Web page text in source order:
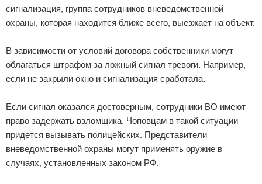
сигнализация, группа сотрудников вневедомственной
охраны, которая находится ближе всего, выезжает на объект.
В зависимости от условий договора собственники могут
облагаться штрафом за ложный сигнал тревоги. Например,
если не закрыли окно и сигнализация сработала.
Если сигнал оказался достоверным, сотрудники ВО имеют
право задержать взломщика. Чоповцам в такой ситуации
придется вызывать полицейских. Представители
вневедомственной охраны могут применять оружие в
случаях, установленных законом РФ.